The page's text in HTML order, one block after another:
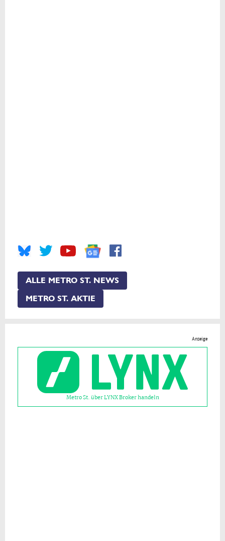
ALLE METRO ST. NEWS
METRO ST. AKTIE
Anzeige
Metro St. über LYNX Broker handeln